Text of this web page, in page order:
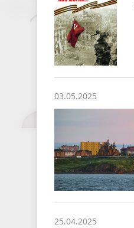
03.05.2025
25.04.2025